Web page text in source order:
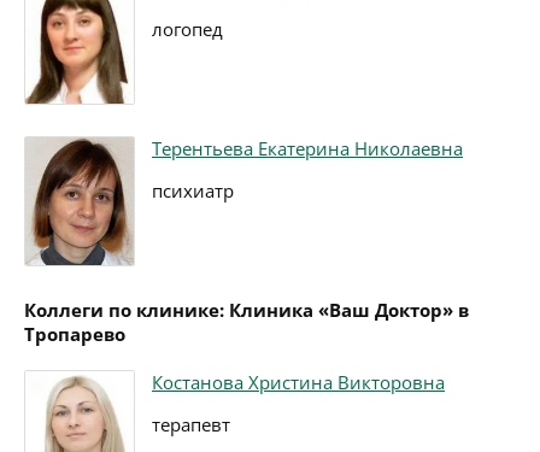
логопед
Терентьева Екатерина Николаевна
психиатр
Коллеги по клинике: Клиника «Ваш Доктор» в
Тропарево
Костанова Христина Викторовна
терапевт